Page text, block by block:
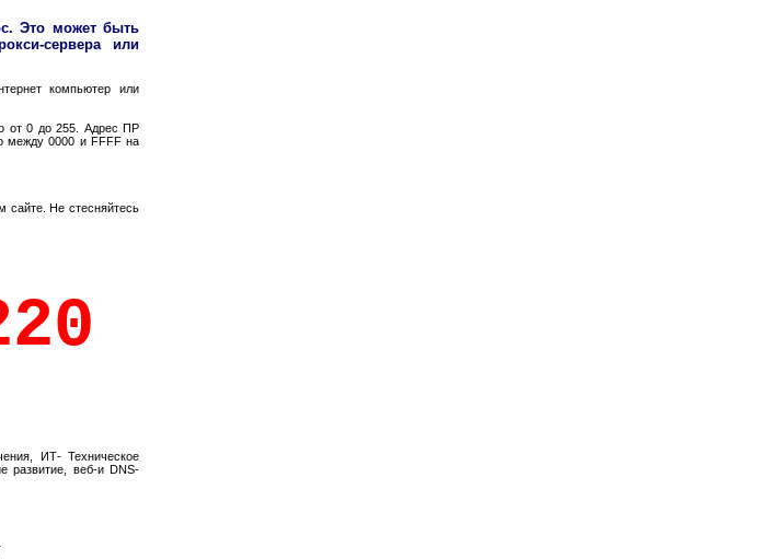
Это может быть
сервера или
компьютер или
от 0 до 255. Адрес ПР
между 0000 и FFFF на
сайте. Не стесняйтесь
ИТ- Техническое
развитие, веб-и DNS-